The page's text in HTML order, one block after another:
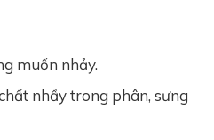
muốn nhảy.
nhầy trong phân, sưng